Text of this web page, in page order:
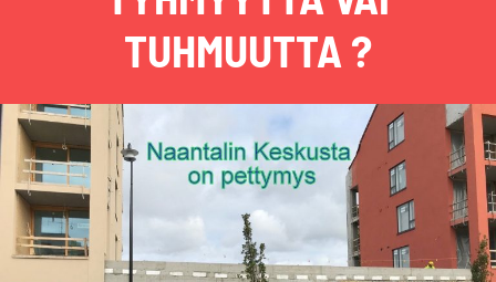
TUHMUUTTA ?